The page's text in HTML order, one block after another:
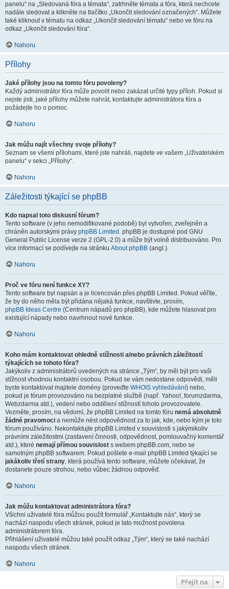
panelu“ na „Sledovaná fóra a témata“, zatrhněte témata a fóra, která nechcete
nadále sledovat a klikněte na tlačítko „Ukončit sledování označených“. Můžete
také kliknout v tématu na odkaz „Ukončit sledování tématu“ nebo ve fóru na
odkaz „Ukončit sledování fóra“.
Nahoru
Přílohy
Jaké přílohy jsou na tomto fóru povoleny?
Každý administrátor fóra může povolit nebo zakázat určité typy příloh. Pokud si
nejste jisti, jaké přílohy můžete nahrát, kontaktujte administrátora fóra a
požádejte ho o pomoc.
Nahoru
Jak můžu najít všechny svoje přílohy?
Seznam se všemi přílohami, které jste nahráli, najdete ve vašem „Uživatelském
panelu“ v sekci „Přílohy“.
Nahoru
Záležitosti týkající se phpBB
Kdo napsal toto diskusní fórum?
Tento software (v jeho nemodifikované podobě) byl vytvořen, zveřejněn a
chráněn autorskými právy phpBB Limited . phpBB je dostupné pod GNU
General Public License verze 2 (GPL-2.0) a může být volně distribuováno. Pro
více informací se podívejte na stránku About phpBB (angl.).
Nahoru
Proč ve fóru není funkce XY?
Tento software byl napsán a je licencován přes phpBB Limited. Pokud věříte,
že by do něho měla být přidána nějaká funkce, navštivte, prosím,
phpBB Ideas Centre (Centrum nápadů pro phpBB), kde můžete hlasovat pro
existující nápady nebo navrhnout nové funkce.
Nahoru
Koho mám kontaktovat ohledně stížnosti a/nebo právních záležitostí
týkajících se tohoto fóra?
Jakýkoliv z administrátorů uvedených na stránce „Tým“, by měl být pro vaši
stížnost vhodnou kontaktní osobou. Pokud se vám nedostane odpovědi, měli
byste kontaktovat majitele domény (proveďte WHOIS vyhledávání) nebo,
pokud je fórum provozováno na bezplatné službě (např. Yahoo!, forumzdarma,
Webzdarma atd.), vedení nebo oddělení stížností tohoto provozovatele.
Vezměte, prosím, na vědomí, že phpBB Limited na tomto fóru nemá absolutně
žádné pravomoci a nemůže nést odpovědnost za to jak, kde, nebo kým je toto
fórum používáno. Nekontaktujte phpBB Limited v souvislosti s jakýmikoliv
právními záležitostmi (zastavení činnosti, odpovědnost, pomlouvačný komentář
atd.), které nemají přímou souvislost s webem phpBB.com, nebo se
samotným phpBB softwarem. Pokud pošlete e-mail phpBB Limited týkající se
jakákoliv třetí strany, která používá tento software, můžete očekávat, že
dostanete pouze strohou, nebo vůbec žádnou odpověď.
Nahoru
Jak můžu kontaktovat administrátora fóra?
Všichni uživatelé fóra můžou použít formulář „Kontaktujte nás“, který se
nachází naspodu všech stránek, pokud je tato možnost povolena
administrátorem fóra.
Přihlášení uživatelé můžou také použít odkaz „Tým“, který se také nachází
naspodu všech stránek.
Nahoru
Přejít na